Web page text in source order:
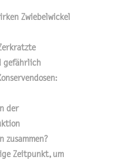
Zwiebelwickel
gefährlich
der
zusammen?
Zeitpunkt, um